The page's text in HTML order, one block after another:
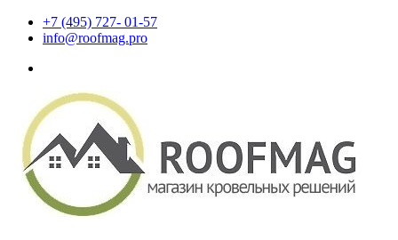
+7 (495) 727- 01-57
info@roofmag.pro